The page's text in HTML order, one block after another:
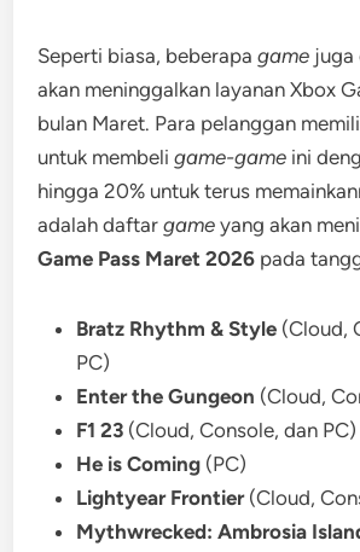
Seperti biasa, beberapagame juga
akan meninggalkan layanan Xbox
bulan Maret. Para pelanggan
untuk membeligame-game ini
hingga 20% untuk terus
adalah daftargame yang akan
Game Pass Maret 2026 pada
Bratz Rhythm & Style (Cloud,
PC)
Enter the Gungeon (Cloud,
F1 23 (Cloud, Console, dan PC)
He is Coming (PC)
Lightyear Frontier(Cloud,
Mythwrecked: Ambrosia